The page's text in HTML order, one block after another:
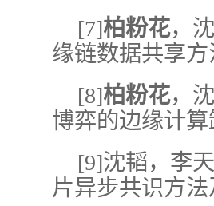
[7]柏粉花，
缘链数据共享方
[8]柏粉花，
博弈的边缘计算
[9]沈韬，李
片异步共识方法